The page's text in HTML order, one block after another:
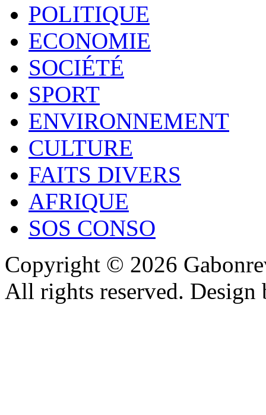
POLITIQUE
ECONOMIE
SOCIÉTÉ
SPORT
ENVIRONNEMENT
CULTURE
FAITS DIVERS
AFRIQUE
SOS CONSO
Copyright © 2026
All rights reserved.